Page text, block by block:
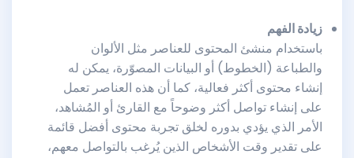
زيادة الفهم
باستخدام منشئ المحتوى للعناصر مثل الألوان
والطباعة (الخطوط) أو البيانات المصوّرة، يمكن له
إنشاء محتوى أكثر فعالية، كما أن هذه العناصر تعمل
على إنشاء تواصل أكثر وضوحاً مع القارئ أو المُشاهد،
الأمر الذي يؤدي بدوره لخلق تجربة محتوى أفضل قائمة
على تقدير وقت الأشخاص الذين يُرغب بالتواصل معهم،